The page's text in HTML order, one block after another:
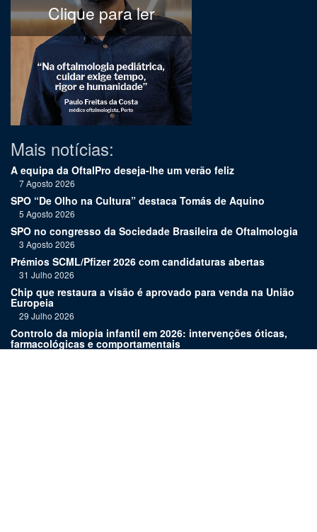
Clique para ler
Mais notícias:
A equipa da OftalPro deseja-lhe um verão feliz
7 Agosto 2026
SPO “De Olho na Cultura” destaca Tomás de Aquino
5 Agosto 2026
SPO no congresso da Sociedade Brasileira de Oftalmologia
3 Agosto 2026
Prémios SCML/Pfizer 2026 com candidaturas abertas
31 Julho 2026
Chip que restaura a visão é aprovado para venda na União
Europeia
29 Julho 2026
Controlo da miopia infantil em 2026: intervenções óticas,
farmacológicas e comportamentais